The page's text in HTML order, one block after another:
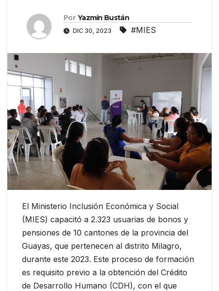
Por Yazmín Bustán
DIC 30, 2023 #MIES
El Ministerio Inclusión Económica y Social
(MIES) capacitó a 2.323 usuarias de bonos y
pensiones de 10 cantones de la provincia del
Guayas, que pertenecen al distrito Milagro,
durante este 2023. Este proceso de formación
es requisito previo a la obtención del Crédito
de Desarrollo Humano (CDH), con el que